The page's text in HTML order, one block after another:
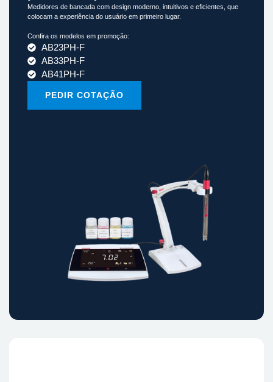
Medidores de bancada com design moderno, intuitivos e eficientes, que
colocam a experiência do usuário em primeiro lugar.
Confira os modelos em promoção:
AB23PH-F
AB33PH-F
AB41PH-F
PEDIR COTAÇÃO